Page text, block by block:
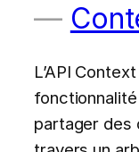
L’API
partager des